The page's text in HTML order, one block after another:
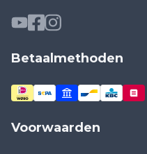
Betaalmethoden
Voorwaarden